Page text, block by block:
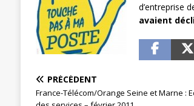
[ 27 avril 2024 ]
[ 23
d’entreprise
avaient
PRÉCÉDENT
France-Télécom/Orange Seine et Marne :